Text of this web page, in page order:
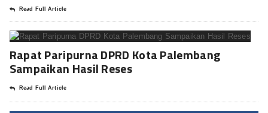
Read Full Article
Rapat Paripurna DPRD Kota Palembang
Sampaikan Hasil Reses
Read Full Article